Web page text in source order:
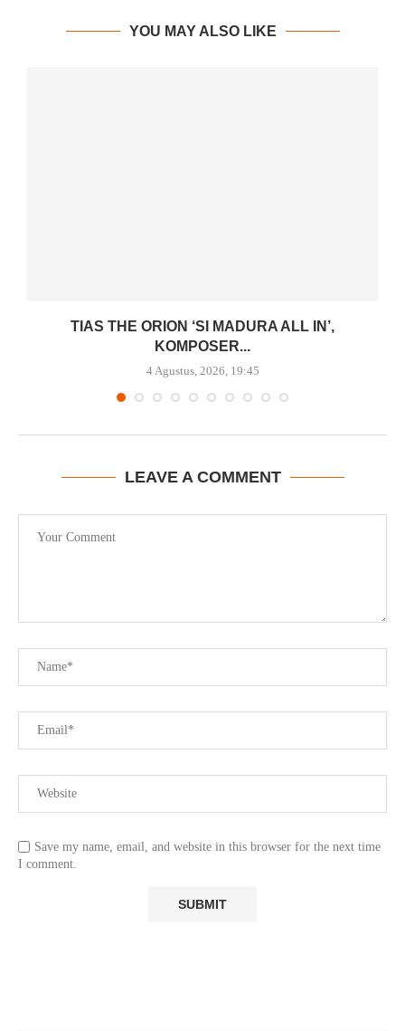
YOU MAY ALSO LIKE
TIAS THE ORION ‘SI MADURA ALL IN’,
KOMPOSER...
4 Agustus, 2026, 19:45
LEAVE A COMMENT
Save my name, email, and website in this browser for the next time
I comment.